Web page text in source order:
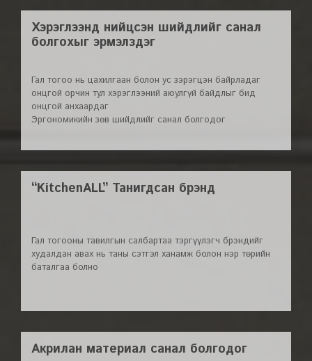
Хэрэглээнд нийцсэн шийдлийг санал
болгохыг эрмэлздэг
Гал тогоо нь цахилгаан болон ус зэрэгцэн байрладаг
онцгой орчин тул хэрэглээний аюулгүй байдлыг бид
онцгой анхаардаг
Эргономикийн зөв шийдлийг санал болгодог
“KitchenALL” Танигдсан брэнд
Гал тогооны тавилгын салбартаа тэргүүлэгч брэндийг
худалдан авах нь таны сэтгэл ханамж болон нэр төрийн
баталгаа болно
Акрилан материал санал болгодог